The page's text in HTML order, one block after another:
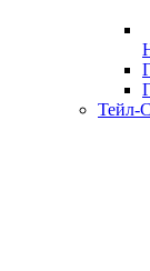
Тейл-